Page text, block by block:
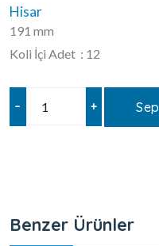
Hisar
191 mm
Koli İçi Adet : 12
– +
Benzer Ürünler